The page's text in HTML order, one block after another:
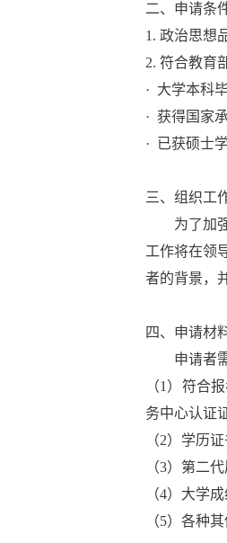
二、申请条
1. 政治思想
2. 符合教育
· 大学本科
· 获得国家
· 已获硕士
三、组织工
为了加
工作将在领
者的背景，
四、申请材
申请者
（1）符合
务中心认证
（2）学历
（3）第二
（4）大学
（5）各种